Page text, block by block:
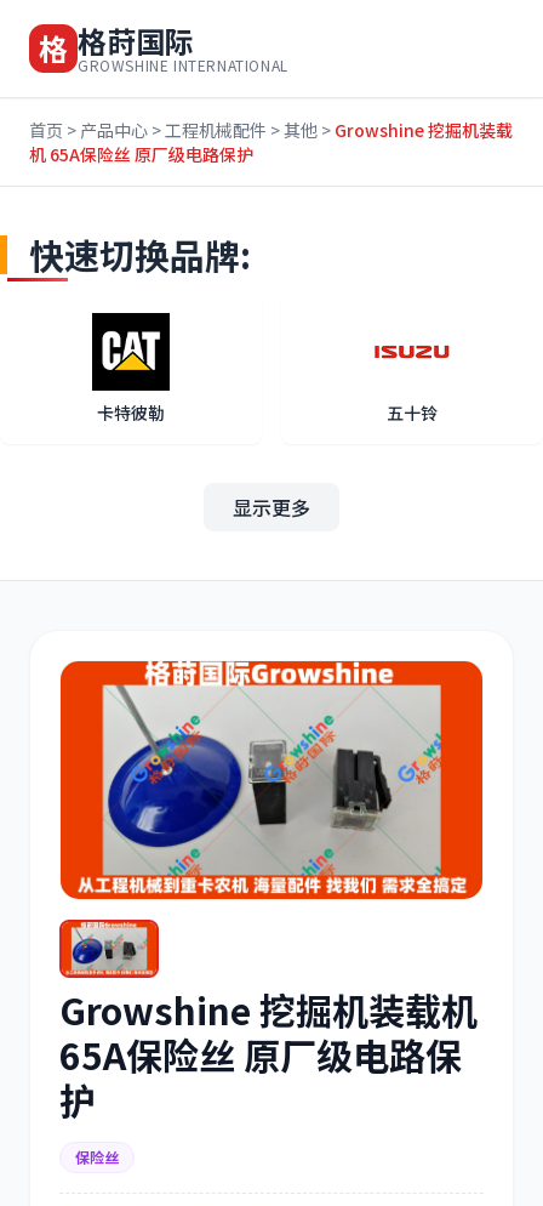
格 格莳国际
GROWSHINE INTERNATIONAL
首页 > 产品中心 >工程机械配件 >其他 > Growshine 挖掘机装载
机 65A保险丝 原厂级电路保护
快速切换品牌:
卡特彼勒 五十铃
其他 小松
沃尔沃 康明斯
日立
显示更多
Growshine 挖掘机装载机
65A保险丝 原厂级电路保
护
保险丝